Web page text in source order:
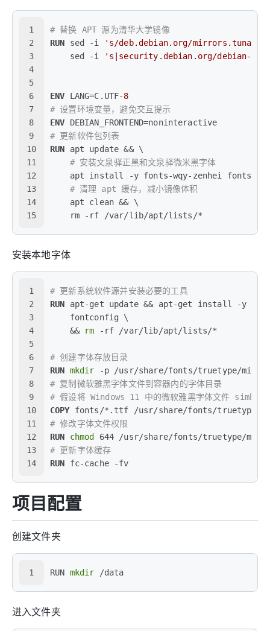
1
2
3
4
5
6
7
8
9
10
11
12
13
14
15
# 替换 APT 源为清华大学镜像
RUN sed -i
's/deb.debian.org/
    sed -i
's|security.debian.org/debian-
ENV LANG=C.UTF-8
# 设置环境变量，避免交互提示
ENV DEBIAN_FRONTEND=noninteractive
# 更新软件包列表
RUN apt update && \
# 安装文泉驿正黑和文泉驿微米黑字体
apt install -y fonts-wqy-zenhei fonts-
# 清理 apt 缓存，减小镜像体积
    apt clean && \
    rm -rf /var/lib/apt/lists/*
安装本地字体
1
2
3
4
5
6
7
8
9
10
11
12
13
14
# 更新系统软件源并安装必要的工具
RUN apt-get update && apt-get install -y \
    fontconfig \
    &&
rm -rf /var/lib/apt/lists/*
# 创建字体存放目录
RUN mkdir -p /usr/share/fonts/truetype/
# 复制微软雅黑字体文件到容器内的字体目录
# 假设将 Windows 11 中的微软雅黑字体文件
COPY fonts/*.ttf /usr/share/fonts/truetype/
# 修改字体文件权限
RUN
chmod
644 /usr/share/fonts/truetype/
# 更新字体缓存
RUN fc-cache -fv
项目配置
创建文件夹
1 RUN mkdir /data
进入文件夹